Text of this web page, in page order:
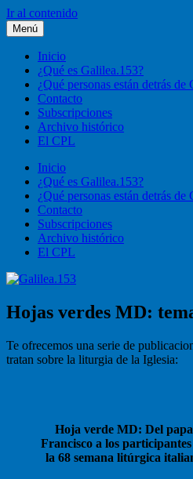
Ir al contenido
Galilea.153
Liturgia, pastoral, vida cristiana
Menú
Inicio
¿Qué es Galilea.153?
¿Qué personas están detrás de
Contacto
Subscripciones
Archivo histórico
El CPL
Inicio
¿Qué es Galilea.153?
¿Qué personas están detrás de
Contacto
Subscripciones
Archivo histórico
El CPL
Hojas verdes MD:
Te ofrecemos una serie de
tratan sobre la liturgia de la Iglesia:
Hoja verde MD: Del papa
Francisco a los participantes
la 68 semana litúrgica